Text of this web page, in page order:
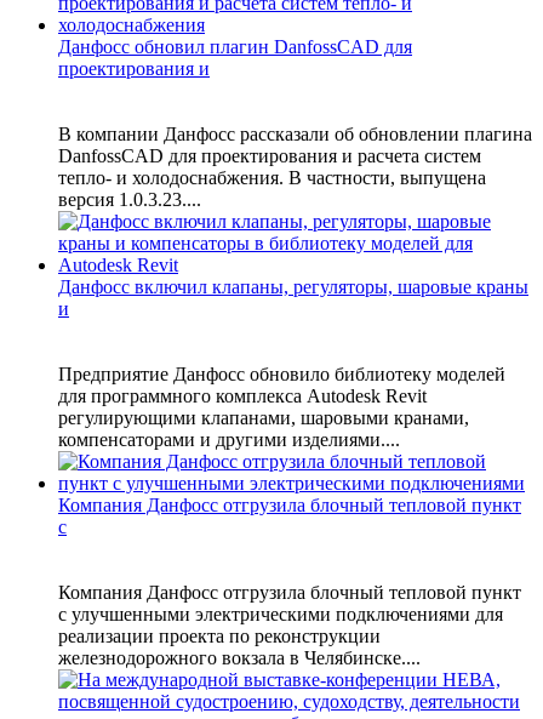
Данфосс обновил плагин DanfossCAD для
проектирования и
В компании Данфосс рассказали об обновлении плагина
DanfossCAD для проектирования и расчета систем
тепло- и холодоснабжения. В частности, выпущена
версия 1.0.3.23....
Данфосс включил клапаны, регуляторы, шаровые краны
и
Предприятие Данфосс обновило библиотеку моделей
для программного комплекса Autodesk Revit
регулирующими клапанами, шаровыми кранами,
компенсаторами и другими изделиями....
Компания Данфосс отгрузила блочный тепловой пункт
с
Компания Данфосс отгрузила блочный тепловой пункт
с улучшенными электрическими подключениями для
реализации проекта по реконструкции
железнодорожного вокзала в Челябинске....